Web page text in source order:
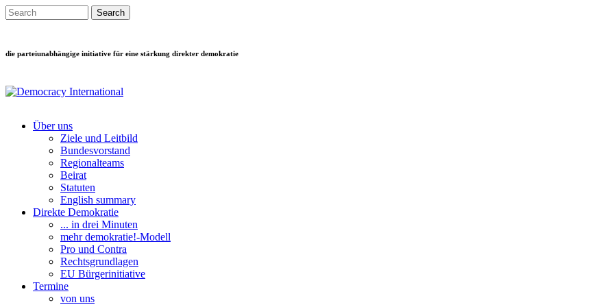
Direkt zum Inhalt
Search this site
die parteiunabhängige initiative für eine stärkung direkter demokratie
Main menu
Über uns
Ziele und Leitbild
Bundesvorstand
Regionalteams
Beirat
Statuten
English summary
Direkte Demokratie
... in drei Minuten
mehr demokratie!-Modell
Pro und Contra
Rechtsgrundlagen
EU Bürgerinitiative
Termine
von uns